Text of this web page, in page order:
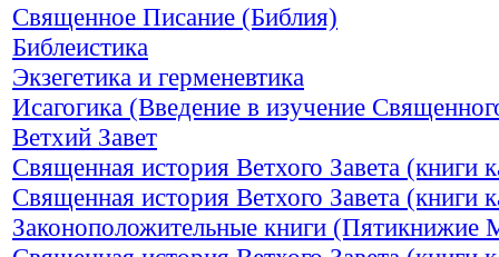
Священное Писание (Библия)
Библеистика
Экзегетика и герменевтика
Исагогика (Введение в изучение
Ветхий Завет
Священная история Ветхого Завета (книги
Священная история Ветхого Завета (книги
Законоположительные книги (Пятикнижие